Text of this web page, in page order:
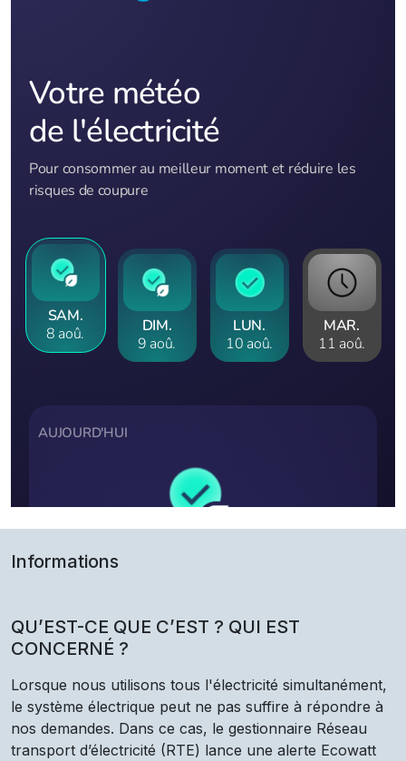
Informations
QU’EST-CE QUE C’EST ? QUI EST
CONCERNÉ ?
Lorsque nous utilisons tous l'électricité simultanément,
le système électrique peut ne pas suffire à répondre à
nos demandes. Dans ce cas, le gestionnaire Réseau
transport d’électricité (RTE) lance une alerte Ecowatt